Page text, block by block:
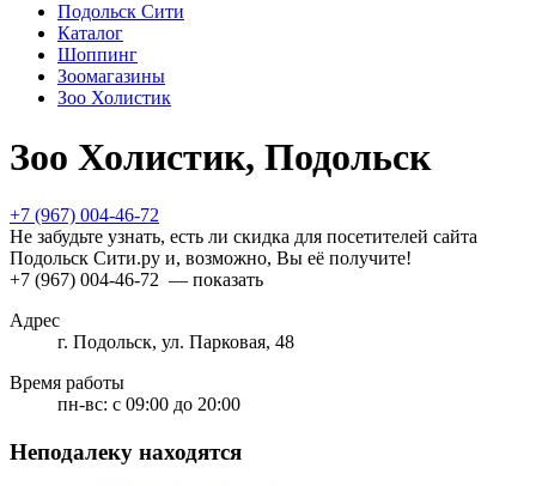
Подольск Сити
Каталог
Шоппинг
Зоомагазины
Зоо Холистик
Зоо Холистик, Подольск
+7 (967) 004-46-72
Не забудьте узнать, есть ли скидка для посетителей сайта
Подольск Сити.ру и, возможно, Вы её получите!
+7 (967) 004-46-72 — показать
Адрес
г. Подольск, ул. Парковая, 48
Время работы
пн-вс: с 09:00 до 20:00
Неподалеку находятся